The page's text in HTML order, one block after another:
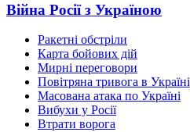
Війна Росії з Україною
Ракетні обстріли
Карта бойових дій
Мирні переговори
Повітряна тривога в Україні
Масована атака по Україні
Вибухи у Росії
Втрати ворога